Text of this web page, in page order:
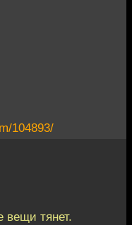
104893/
вещи тянет.